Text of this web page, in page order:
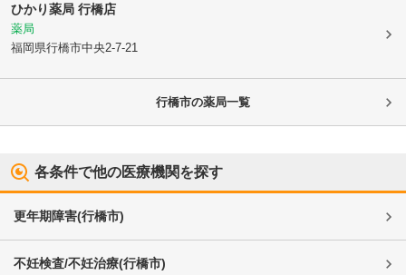
ひかり薬局 行橋店
薬局
福岡県行橋市中央2-7-21
行橋市の薬局一覧
各条件で他の医療機関を探す
更年期障害(行橋市)
不妊検査/不妊治療(行橋市)